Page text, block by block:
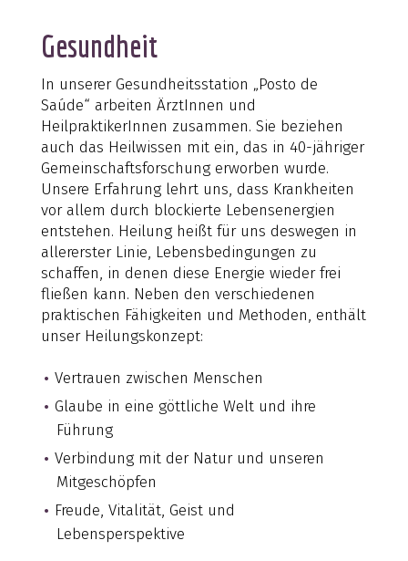
Gesundheit
In unserer Gesundheitsstation „Posto de
Saúde“ arbeiten ÄrztInnen und
HeilpraktikerInnen zusammen. Sie beziehen
auch das Heilwissen mit ein, das in 40-jähriger
Gemeinschaftsforschung erworben wurde.
Unsere Erfahrung lehrt uns, dass Krankheiten
vor allem durch blockierte Lebensenergien
entstehen. Heilung heißt für uns deswegen in
allererster Linie, Lebensbedingungen zu
schaffen, in denen diese Energie wieder frei
fließen kann. Neben den verschiedenen
praktischen Fähigkeiten und Methoden, enthält
unser Heilungskonzept:
Vertrauen zwischen Menschen
Glaube in eine göttliche Welt und ihre
Führung
Verbindung mit der Natur und unseren
Mitgeschöpfen
Freude, Vitalität, Geist und
Lebensperspektive